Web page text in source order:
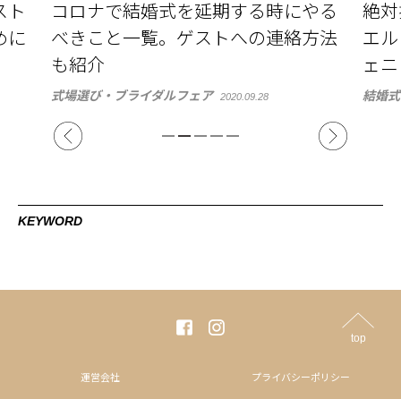
る
法
絶対押さえておきたい、アルカンシ
エル luxe mariage 名古屋のフォトジ
ェニックなスポット
結婚式準備 2021.01.26
「
リ
は？
花嫁
KEYWORD
top
運営会社 プライバシーポリシー